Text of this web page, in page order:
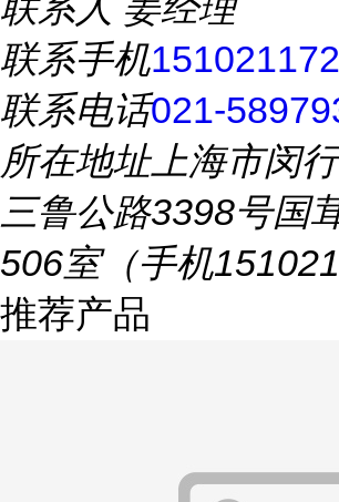
联系手机
联系电话021-
所在地址上海市闵
三鲁公路3398号国
506室（手机
推荐产品